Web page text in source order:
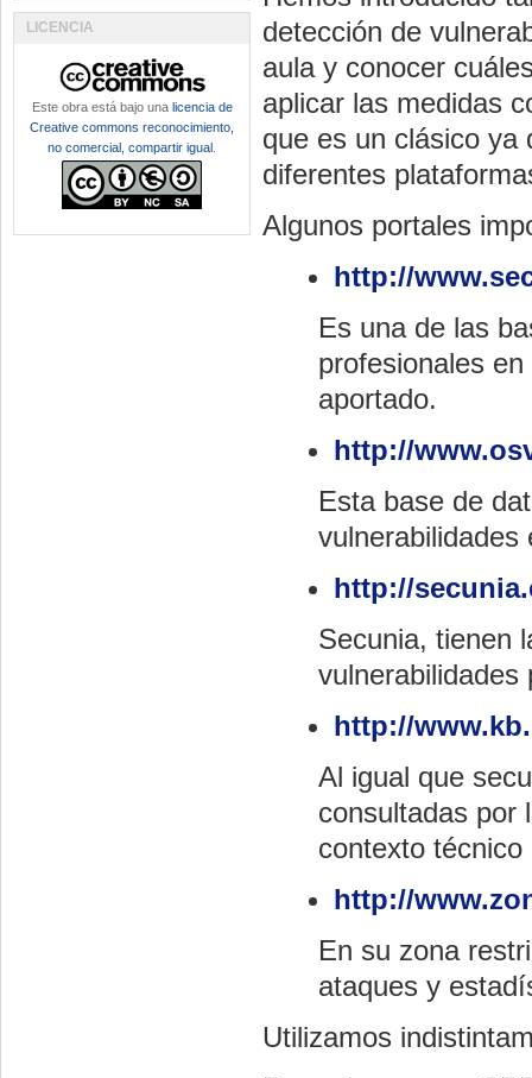
detección de
aula y conocer
aplicar las medidas
que es un clásico ya
diferentes
Algunos portales
http://
Es una de las
profesionales
aportado.
http://
Esta base de
vulnerabilidades
http://
Secunia, tienen
vulnerabilidades
http://
Al igual que
consultadas por
contexto técnico
http://
En su zona
ataques y
Utilizamos
LICENCIA
Este obra está bajo una licencia de
Creative commons reconocimiento,
no comercial, compartir igual